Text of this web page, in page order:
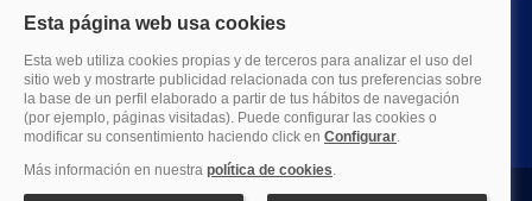
Becas para hondureños
Becas para paraguayos
Becas para uruguayos
Becas para salvadoreños
1999-2026 Becas.com @Todos los derechos reservados